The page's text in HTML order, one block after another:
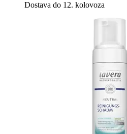
Dostava do 12. kolovoza